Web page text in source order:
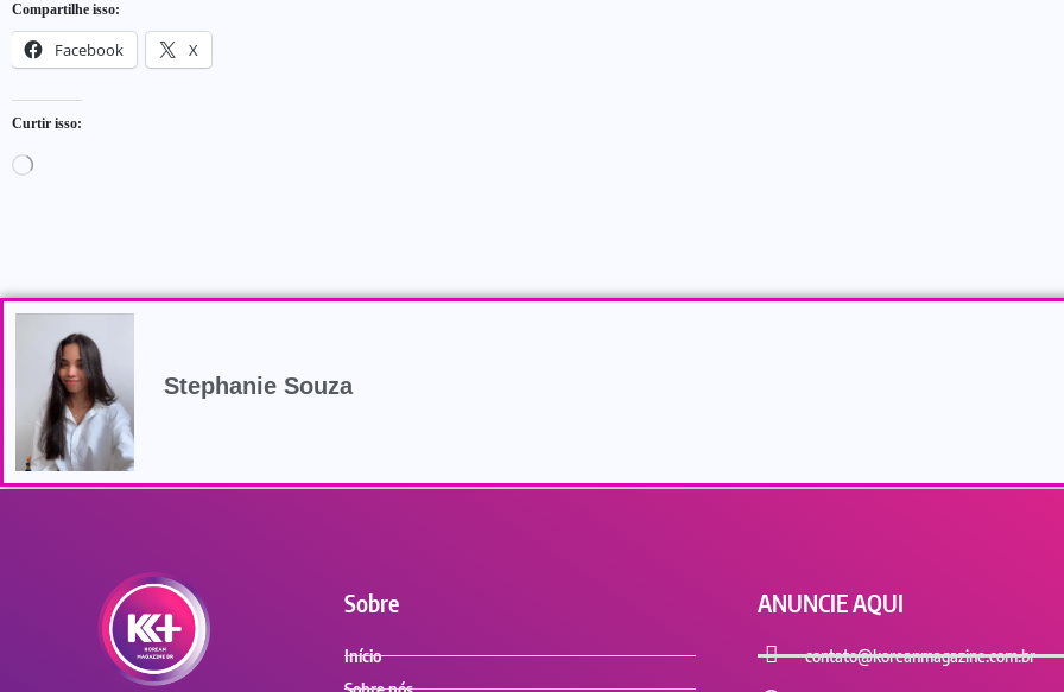
Compartilhe isso:
Facebook X
Curtir isso:
Stephanie Souza
Sobre
Início
ANUNCIE AQUI
contato@koreanmagazine.com.br